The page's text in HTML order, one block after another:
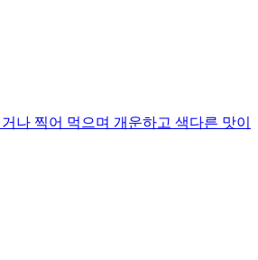
나 찍어 먹으며 개운하고 색다른 맛이